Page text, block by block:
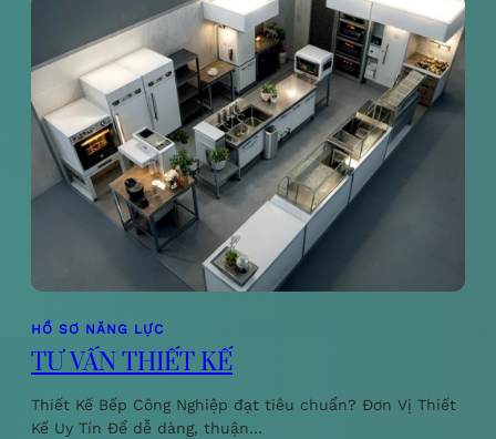
HỒ SƠ NĂNG LỰC
TƯ VẤN THIẾT KẾ
Thiết Kế Bếp Công Nghiệp đạt tiêu chuẩn? Đơn Vị Thiết
Kế Uy Tín Để dễ dàng, thuận…